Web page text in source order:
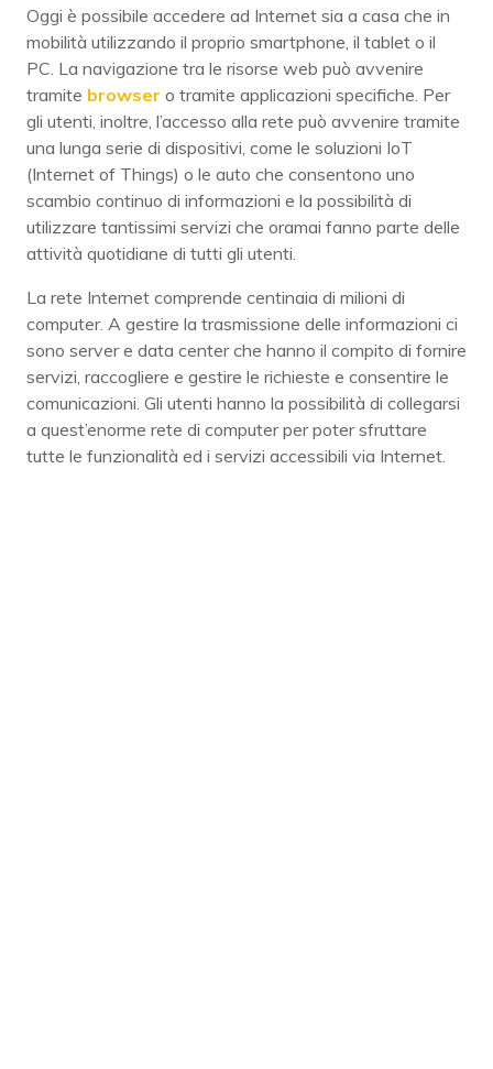
Oggi è possibile accedere ad Internet sia a casa che in
mobilità utilizzando il proprio smartphone, il tablet o il
PC. La navigazione tra le risorse web può avvenire
tramite browser o tramite applicazioni specifiche. Per
gli utenti, inoltre, l’accesso alla rete può avvenire tramite
una lunga serie di dispositivi, come le soluzioni IoT
(Internet of Things) o le auto che consentono uno
scambio continuo di informazioni e la possibilità di
utilizzare tantissimi servizi che oramai fanno parte delle
attività quotidiane di tutti gli utenti.
La rete Internet comprende centinaia di milioni di
computer. A gestire la trasmissione delle informazioni ci
sono server e data center che hanno il compito di fornire
servizi, raccogliere e gestire le richieste e consentire le
comunicazioni. Gli utenti hanno la possibilità di collegarsi
a quest’enorme rete di computer per poter sfruttare
tutte le funzionalità ed i servizi accessibili via Internet.